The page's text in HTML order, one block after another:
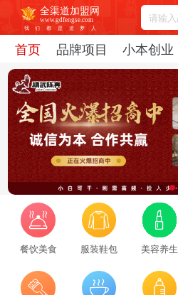
全渠道加盟网
www.gdfengse.com
我
们 都 是 追 梦 人
首页 品牌项目 小本创业
餐饮美食 服装鞋包 美容养生
2026-08-06